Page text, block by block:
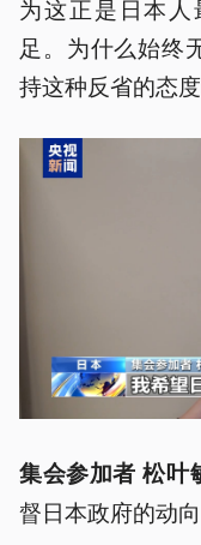
为这正是日本
足。为什么始终
持这种反省的态
集会参加者 松叶
督日本政府的动